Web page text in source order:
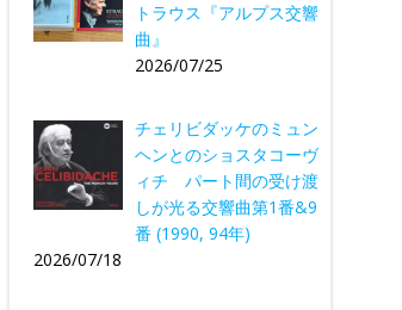
トラウス『アルプス交響
曲』
2026/07/25
チェリビダッケのミュン
ヘンとのショスタコーヴ
ィチ パート間の受け渡
しが光る交響曲第1番&9
番 (1990, 94年)
2026/07/18